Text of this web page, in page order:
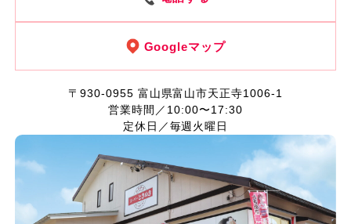
Googleマップ
〒930-0955 富山県富山市天正寺1006-1
営業時間／10:00〜17:30
定休日／毎週火曜日